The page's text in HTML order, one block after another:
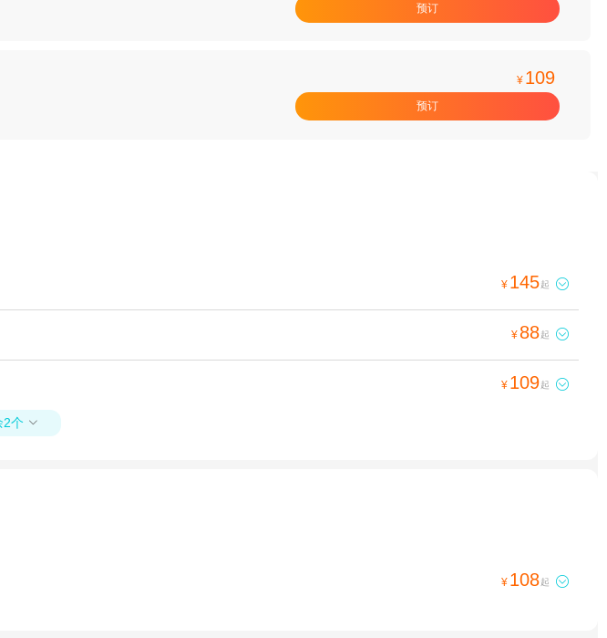
预订
¥ 109
预订
¥ 145起 
¥ 88起 
¥ 109起 
2个 
¥ 108起 